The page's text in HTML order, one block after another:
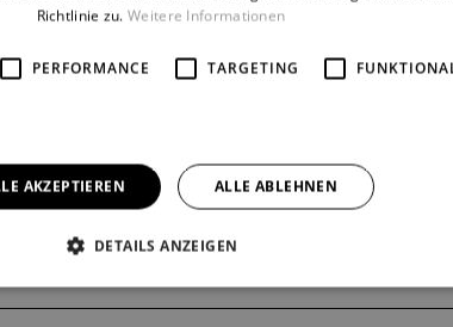
Richtlinie zu. Weitere Informationen
PERFORMANCE TARGETING
AKZEPTIEREN ALLE ABLEHNEN
DETAILS ANZEIGEN